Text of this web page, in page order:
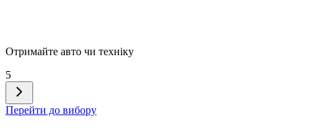
Отримайте авто чи техніку
5
Перейти до вибору